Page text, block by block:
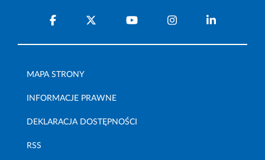
MAPA STRONY
INFORMACJE PRAWNE
DEKLARACJA DOSTĘPNOŚCI
RSS